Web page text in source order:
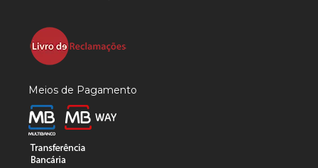
Meios de Pagamento